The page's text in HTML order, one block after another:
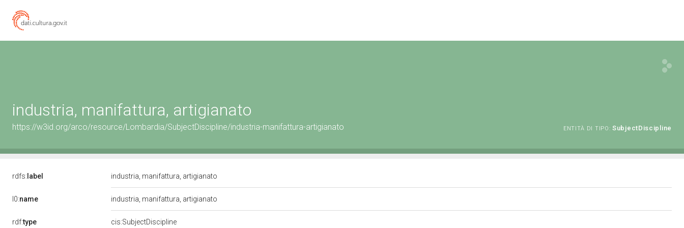
industria, manifattura, artigianato
https://w3id.org/arco/resource/Lombardia/SubjectDiscipline/industria-manifattura-artigianato ENTITÀ DI TIPO: SubjectDiscipline
rdfs: label industria, manifattura, artigianato
l0:name industria, manifattura, artigianato
rdf:type cis:SubjectDiscipline